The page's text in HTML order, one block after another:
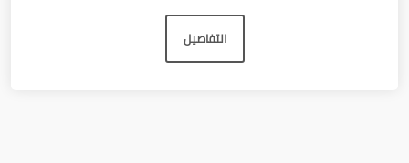
التفاصيل